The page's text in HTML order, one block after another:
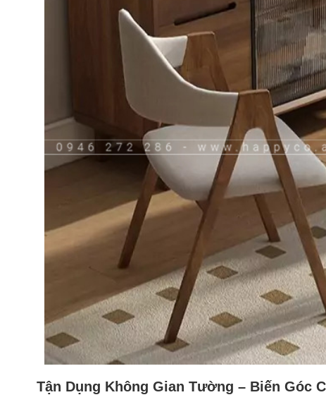
Tận Dụng Không Gian Tường – Biến Góc